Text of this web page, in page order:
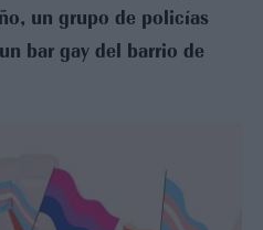
un grupo de policías
bar gay del barrio de